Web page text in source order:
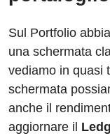
Sul Portfolio
una schermata
vediamo in quasi
schermata
anche il
aggiornare il